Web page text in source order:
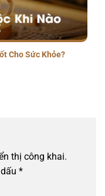
Cho Sức Khỏe?
thị công khai.
*